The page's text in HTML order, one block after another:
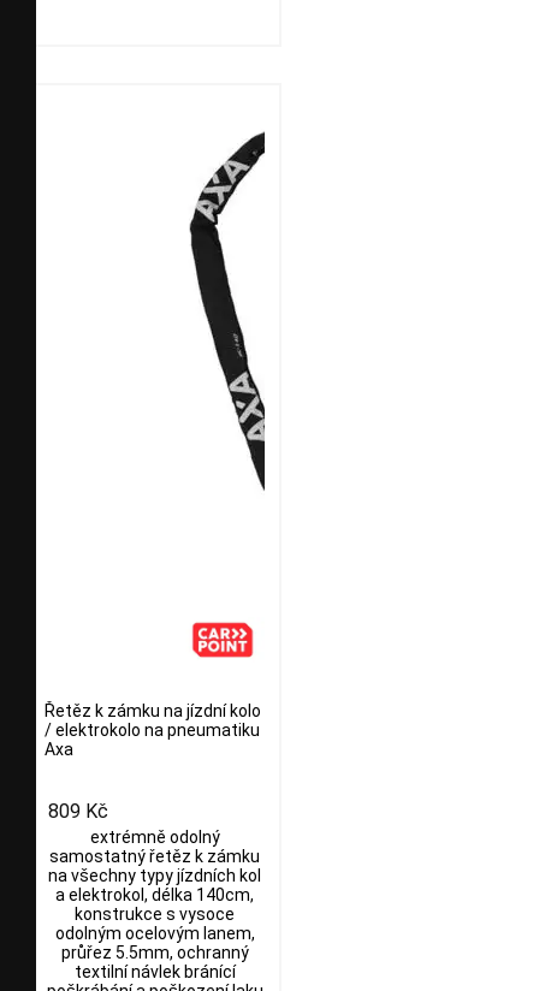
Řetěz k zámku na jízdní kolo
/ elektrokolo na pneumatiku
Axa
809 Kč
extrémně odolný
samostatný řetěz k zámku
na všechny typy jízdních kol
a elektrokol, délka 140cm,
konstrukce s vysoce
odolným ocelovým lanem,
průřez 5.5mm, ochranný
textilní návlek bránící